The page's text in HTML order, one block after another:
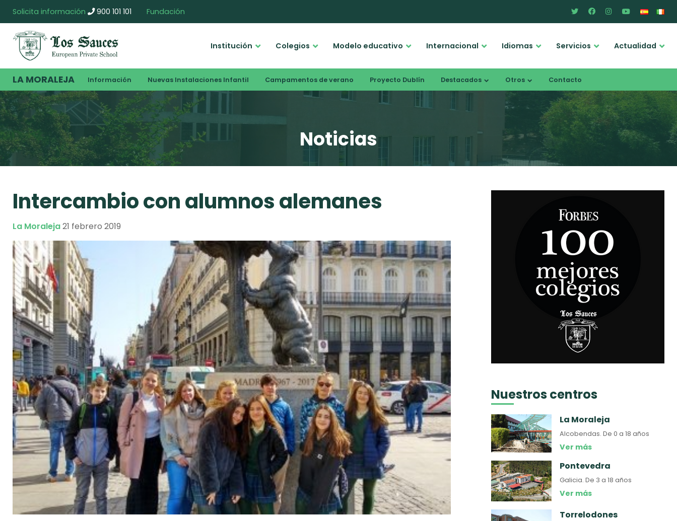
Solicita información 900 101 101 Fundación
Institución Colegios Modelo educativo Internacional Idiomas Servicios Actualidad
LA MORALEJA Información Nuevas Instalaciones Infantil Campamentos de verano Proyecto Dublín Destacados Otros Contacto
Noticias
Intercambio con alumnos alemanes
La Moraleja21 febrero 2019
Nuestros centros
La Moraleja
Alcobendas.De 0 a 18 años
Ver más
Pontevedra
Galicia.De 3 a 18 años
Ver más
Torrelodones